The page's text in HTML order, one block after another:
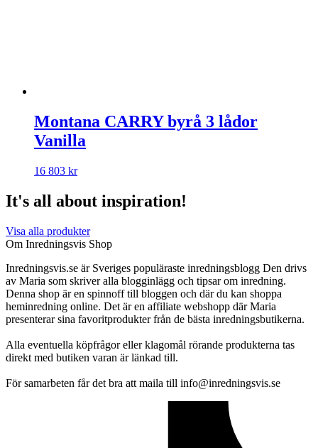
Montana CARRY byrå 3 lådor
Vanilla
16 803 kr
It's all about inspiration!
Visa alla produkter
Om Inredningsvis Shop
Inredningsvis.se är Sveriges populäraste inredningsblogg Den drivs
av Maria som skriver alla blogginlägg och tipsar om inredning.
Denna shop är en spinnoff till bloggen och där du kan shoppa
heminredning online. Det är en affiliate webshopp där Maria
presenterar sina favoritprodukter från de bästa inredningsbutikerna.
Alla eventuella köpfrågor eller klagomål rörande produkterna tas
direkt med butiken varan är länkad till.
För samarbeten får det bra att maila till info@inredningsvis.se